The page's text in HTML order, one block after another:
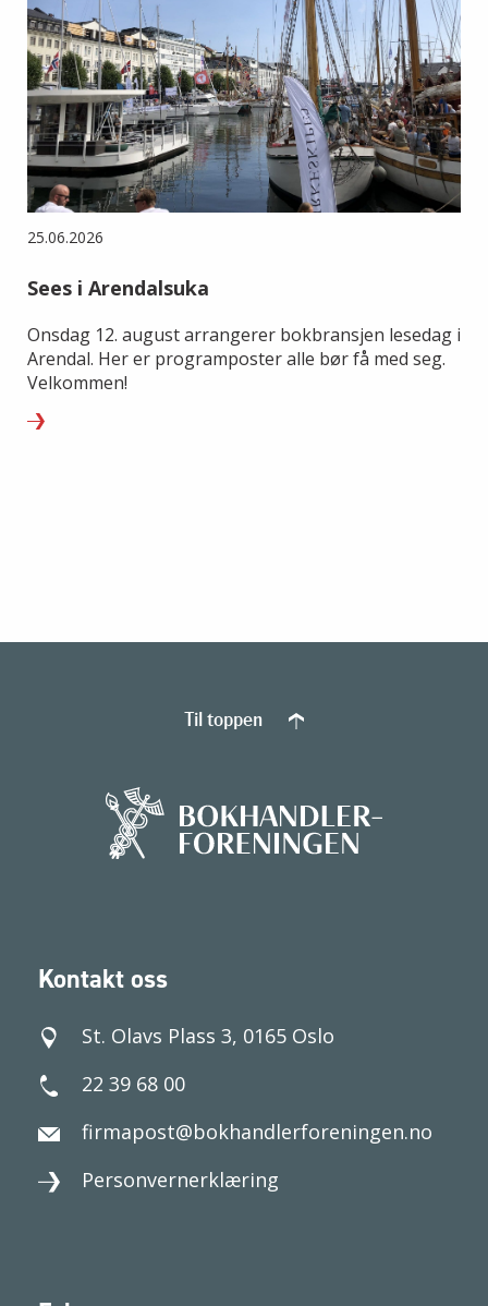
25.06.2026
Sees i Arendalsuka
Onsdag 12. august arrangerer bokbransjen lesedag i
Arendal. Her er programposter alle bør få med seg.
Velkommen!
Kontakt oss
St. Olavs Plass 3, 0165 Oslo
22 39 68 00
firmapost@bokhandlerforeningen.no
Personvernerklæring
Til toppen